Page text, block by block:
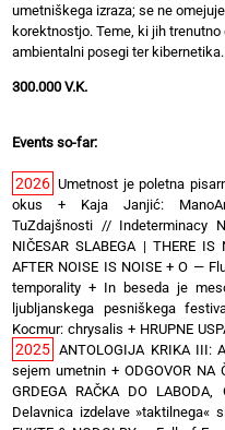
umetniškega izraza; se ne
korektnostjo. Teme, ki jih
ambientalni posegi ter kibernetika.
300.000 V.K.
Events so-far:
2026 Umetnost je poletna
okus + Kaja Janjić:
TuZdajšnosti // Indeterminacy
NIČESAR SLABEGA | THERE
AFTER NOISE IS NOISE+O —
temporality + In beseda je
ljubljanskega pesniškega
Kocmur: chrysalis + HRUPNE
2025 ANTOLOGIJA KRIKA III:
sejem umetnin + ODGOVOR NA
GRDEGA RAČKA DO
Delavnica izdelave »taktilnega«